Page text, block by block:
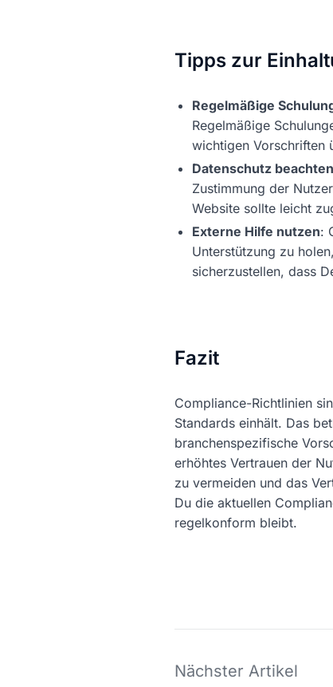
Tipps zur
Regelmäßige
Regelmäßige
wichtigen Vorschriften
Datenschutz beachten
Zustimmung der
Website sollte leicht
Externe Hilfe nutzen:
Unterstützung zu
sicherzustellen, dass
Fazit
Compliance-Richtlinien
Standards einhält. Das
branchenspezifische
erhöhtes Vertrauen der
zu vermeiden und das
Du die aktuellen
regelkonform bleibt.
Nächster Artikel